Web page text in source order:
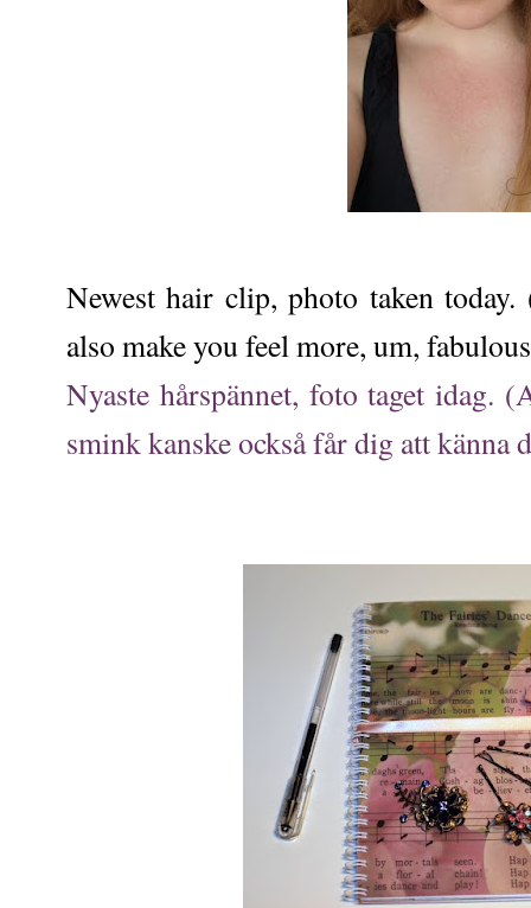
Newest hair clip, photo taken
also make you feel more, um,
Nyaste hårspännet, foto taget idag.
smink kanske också får dig att känna